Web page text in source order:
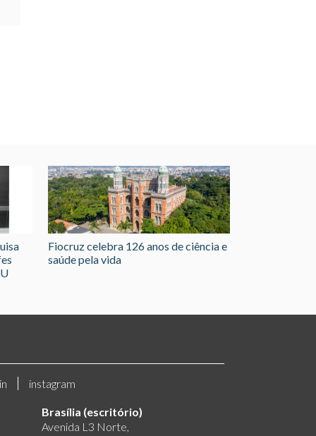
Fiocruz celebra 126 anos de ciência e
saúde pela vida
instagram
Brasília (escritório)
Avenida L3 Norte,